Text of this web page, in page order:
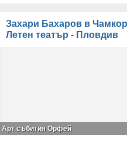
Захари Бахаров в
Летен театър - Пловдив
Арт събития Орфей